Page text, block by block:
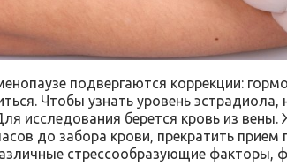
подвергаются коррекции:
Чтобы узнать уровень
исследования берется кровь из
до забора крови, прекратить
стрессообразующие факторы,